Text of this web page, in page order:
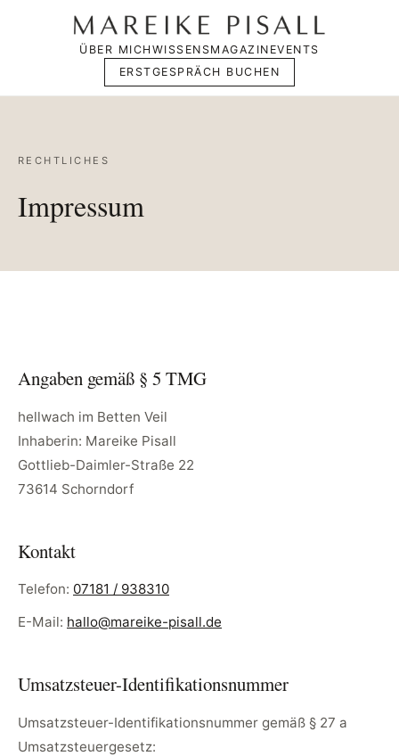
ÜBER MICHWISSENSMAGAZIN EVENTS
ERSTGESPRÄCH BUCHEN
RECHTLICHES
Impressum
Angaben gemäß § 5 TMG
hellwach im Betten Veil
Inhaberin: Mareike Pisall
Gottlieb-Daimler-Straße 22
73614 Schorndorf
Kontakt
Telefon: 07181 / 938310
E-Mail: hallo@mareike-pisall.de
Umsatzsteuer-Identifikationsnummer
Umsatzsteuer-Identifikationsnummer gemäß § 27 a
Umsatzsteuergesetz: